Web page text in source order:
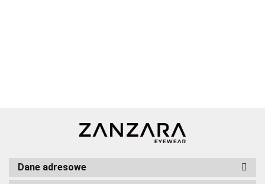
Dane adresowe